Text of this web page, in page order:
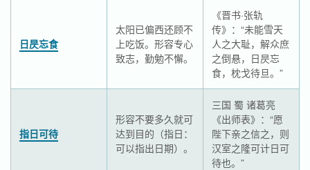
日昃忘食
太阳已偏西还顾不
上吃饭。形容专心
致志，勤勉不懈。
《晋书·张轨
传》：“未能雪天
人之大耻，解众庶
之倒悬，日昃忘
食，枕戈待旦。”
指日可待
形容不要多久就可
达到目的（指日：
可以指出日期）。
三国 蜀 诸葛亮
《出师表》：“愿
陛下亲之信之，则
汉室之隆可计日可
待也。”